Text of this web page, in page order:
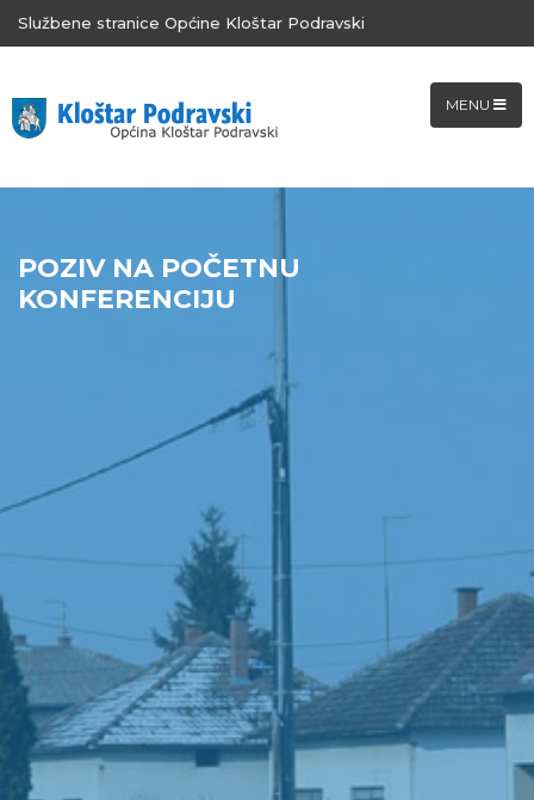
Službene stranice Općine Kloštar Podravski
MENU
POZIV NA POČETNU
KONFERENCIJU